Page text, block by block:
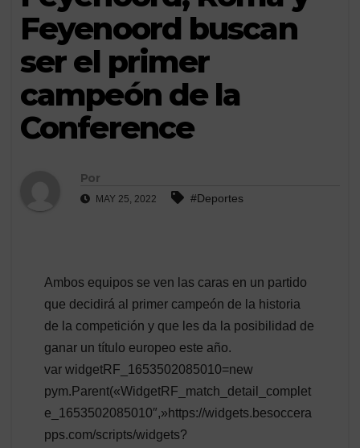
Feyenoord buscan
ser el primer
campeón de la
Conference
Por
MAY 25, 2022 #Deportes
Ambos equipos se ven las caras en un partido
que decidirá al primer campeón de la historia
de la competición y que les da la posibilidad de
ganar un título europeo este año.
var widgetRF_1653502085010=new
pym.Parent(«WidgetRF_match_detail_complet
e_1653502085010″,»https://widgets.besoccera
pps.com/scripts/widgets?